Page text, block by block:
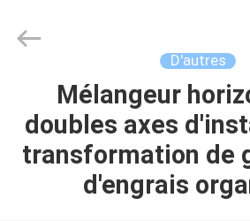
MAISON
PRODUITS
Zhengzhou
Hengyang
Reserved.
D'autres
Mélangeur
doubles axes
transformation de
d'engrais